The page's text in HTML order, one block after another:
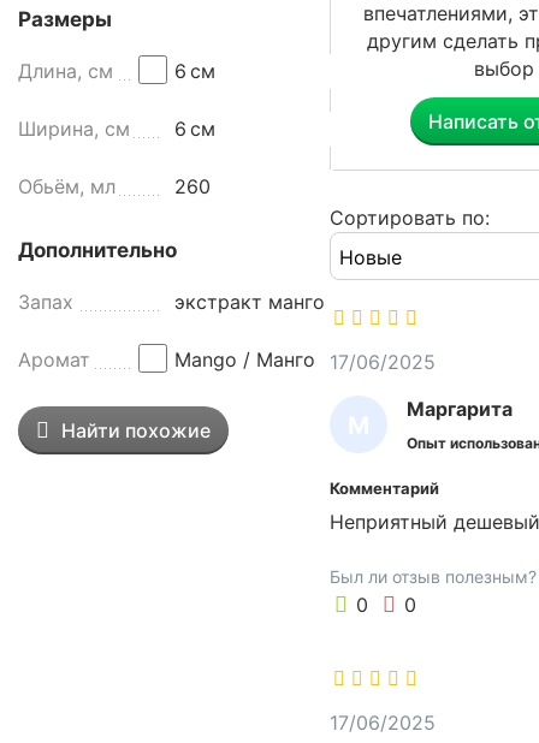
а
о
и
,
е
т
р
н
,
Размеры
Длина, см 6 см
Ширина, см 6 см
Обьём, мл 260
Дополнительно
Запах экстракт манго
Аромат Mango / Манго
Найти похожие
впечатлениями,
другим сделать
выбор
Написать
Сортировать по:
М
А
Р
Г
Р
Т
Маргарита
Опыт
17/06/2025
Комментарий
Неприятный
Был ли отзыв полезным?
0 0
17/06/2025